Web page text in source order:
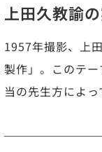
上田久教諭
1957年撮影、上
製作」。このテ
当の先生方によ